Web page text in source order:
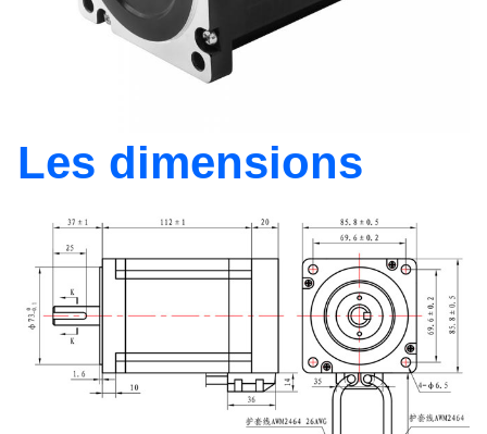
Les dimensions